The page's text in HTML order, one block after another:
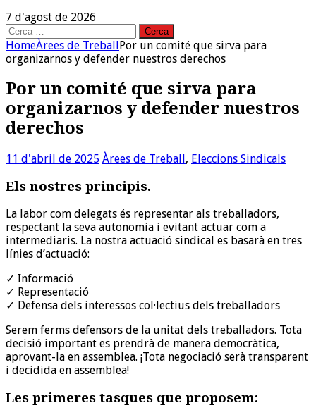
7 d'agost de 2026
Cerca:
HomeÀrees de TreballPor un comité que sirva para
organizarnos y defender nuestros derechos
Por un comité que sirva para
organizarnos y defender nuestros
derechos
11 d'abril de 2025 Àrees de Treball , Eleccions Sindicals
Els nostres principis.
La labor com delegats és representar als treballadors,
respectant la seva autonomia i evitant actuar com a
intermediaris. La nostra actuació sindical es basarà en tres
línies d’actuació:
✓ Informació
✓ Representació
✓ Defensa dels interessos col·lectius dels treballadors
Serem ferms defensors de la unitat dels treballadors. Tota
decisió important es prendrà de manera democràtica,
aprovant-la en assemblea. ¡Tota negociació serà transparent
i decidida en assemblea!
Les primeres tasques que proposem: